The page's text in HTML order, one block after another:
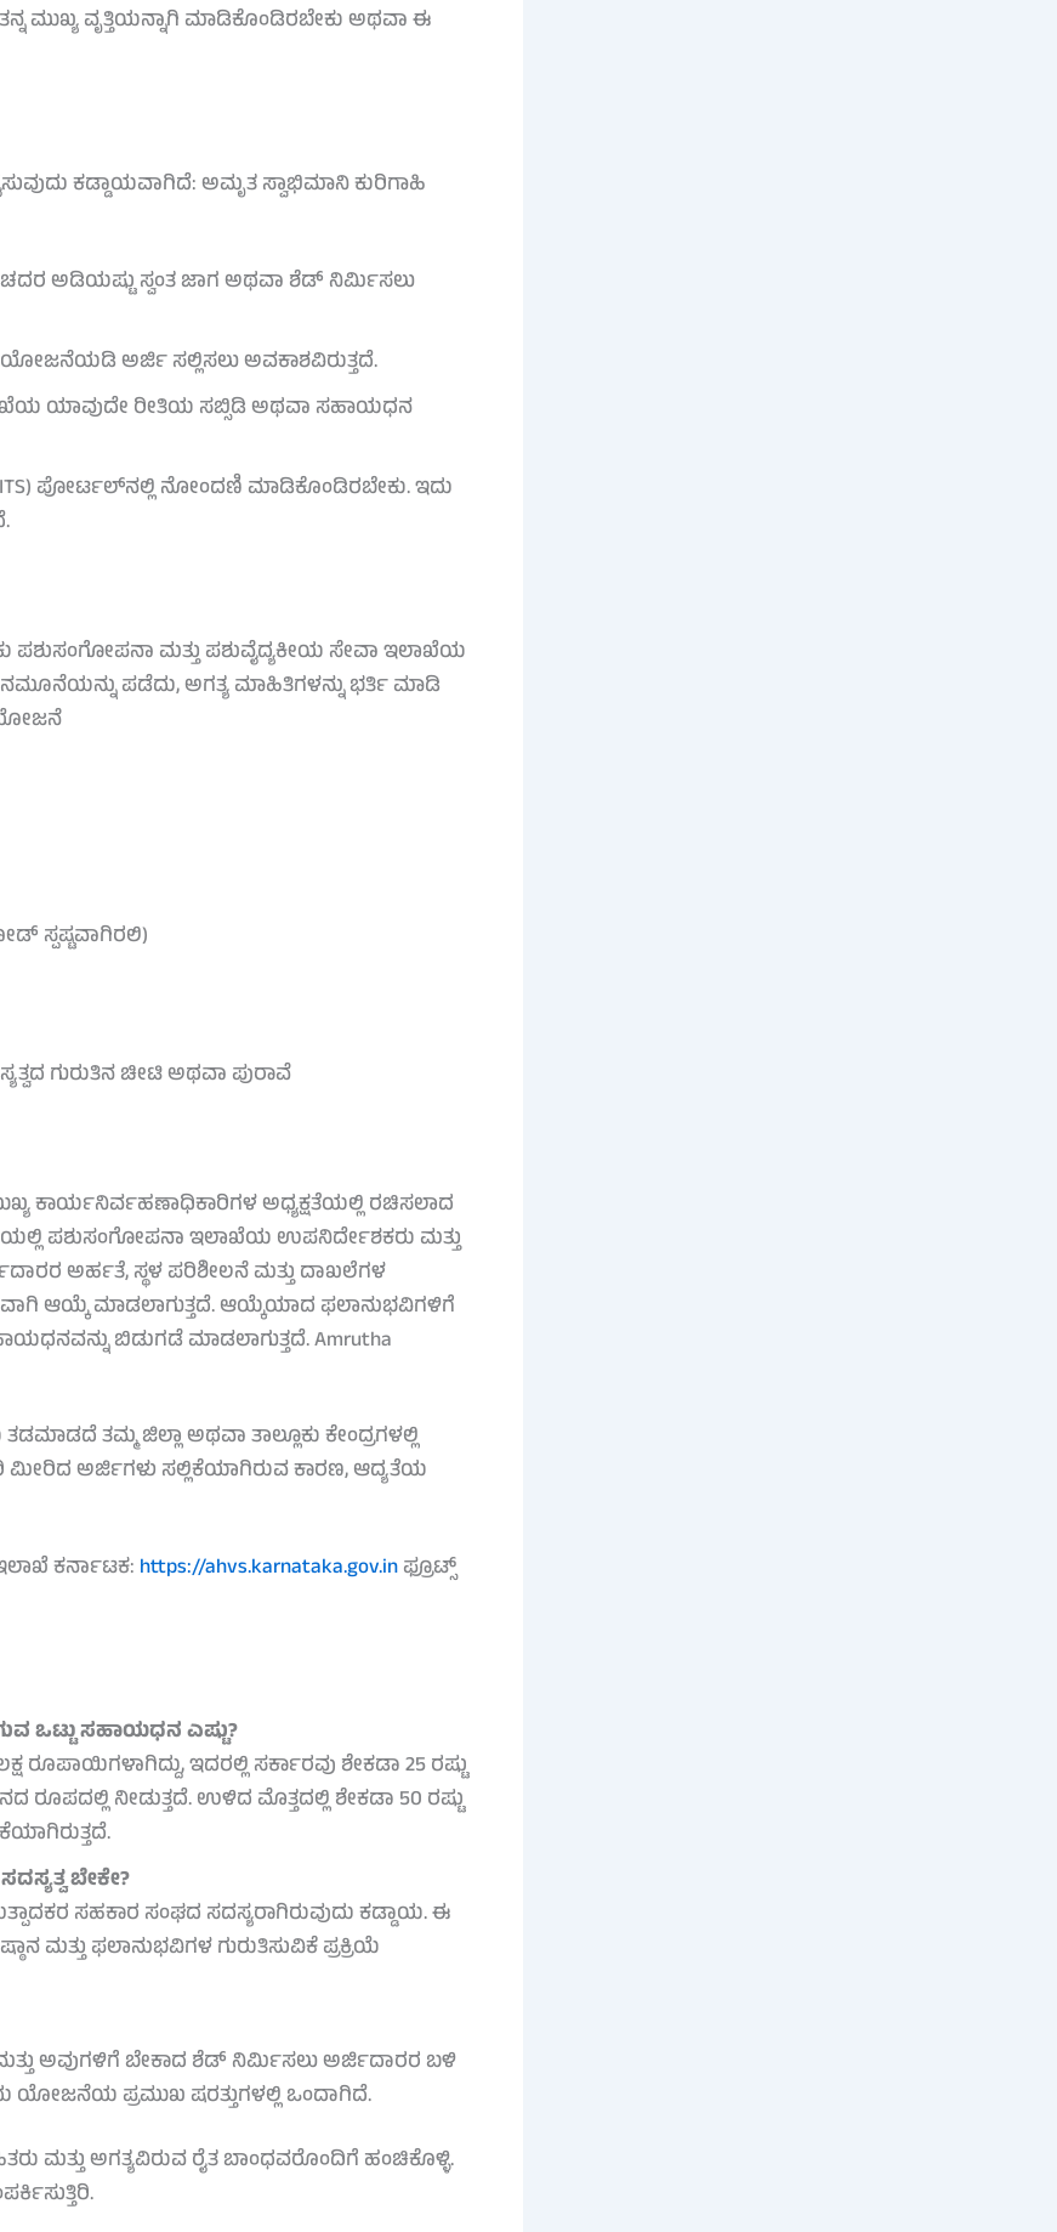
ಮುಖ್ಯ ವೃತ್ತಿಯನ್ನಾಗಿ ಮಾಡಿಕೊಂಡಿರಬೇಕು ಅಥವಾ ಈ
ಕಡ್ಡಾಯವಾಗಿದೆ: ಅಮೃತ ಸ್ವಾಭಿಮಾನಿ ಕುರಿಗಾಹಿ
ಚದರ ಅಡಿಯಷ್ಟು ಸ್ವಂತ ಜಾಗ ಅಥವಾ ಶೆಡ್ ನಿರ್ಮಿಸಲು
ಯೋಜನೆಯಡಿ ಅರ್ಜಿ ಸಲ್ಲಿಸಲು ಅವಕಾಶವಿರುತ್ತದೆ.
ಯಾವುದೇ ರೀತಿಯ ಸಬ್ಸಿಡಿ ಅಥವಾ ಸಹಾಯಧನ
ಪೋರ್ಟಲ್‌ನಲ್ಲಿ ನೋಂದಣಿ ಮಾಡಿಕೊಂಡಿರಬೇಕು. ಇದು
ಪಶುಸಂಗೋಪನಾ ಮತ್ತು ಪಶುವೈದ್ಯಕೀಯ ಸೇವಾ ಇಲಾಖೆಯ
ಪಡೆದು, ಅಗತ್ಯ ಮಾಹಿತಿಗಳನ್ನು ಭರ್ತಿ ಮಾಡಿ
ಯೋಜನೆ
ಸ್ಪಷ್ಟವಾಗಿರಲಿ)
ಗುರುತಿನ ಚೀಟಿ ಅಥವಾ ಪುರಾವೆ
ಕಾರ್ಯನಿರ್ವಹಣಾಧಿಕಾರಿಗಳ ಅಧ್ಯಕ್ಷತೆಯಲ್ಲಿ ರಚಿಸಲಾದ
ಪಶುಸಂಗೋಪನಾ ಇಲಾಖೆಯ ಉಪನಿರ್ದೇಶಕರು ಮತ್ತು
ಅರ್ಹತೆ, ಸ್ಥಳ ಪರಿಶೀಲನೆ ಮತ್ತು ದಾಖಲೆಗಳ
ಆಯ್ಕೆ ಮಾಡಲಾಗುತ್ತದೆ. ಆಯ್ಕೆಯಾದ ಫಲಾನುಭವಿಗಳಿಗೆ
ಬಿಡುಗಡೆ ಮಾಡಲಾಗುತ್ತದೆ. Amrutha
ತಡಮಾಡದೆ ತಮ್ಮ ಜಿಲ್ಲಾ ಅಥವಾ ತಾಲ್ಲೂಕು ಕೇಂದ್ರಗಳಲ್ಲಿ
ಮೀರಿದ ಅರ್ಜಿಗಳು ಸಲ್ಲಿಕೆಯಾಗಿರುವ ಕಾರಣ, ಆದ್ಯತೆಯ
ಕರ್ನಾಟಕ: https://ahvs.karnataka.gov.inಫ್ರೂಟ್ಸ್
ಒಟ್ಟು ಸಹಾಯಧನ ಎಷ್ಟು?
ಇದರಲ್ಲಿ ಸರ್ಕಾರವು ಶೇಕಡಾ 25 ರಷ್ಟು
ನೀಡುತ್ತದೆ. ಉಳಿದ ಮೊತ್ತದಲ್ಲಿ ಶೇಕಡಾ 50 ರಷ್ಟು
ಬೇಕೇ?
ಸಹಕಾರ ಸಂಘದ ಸದಸ್ಯರಾಗಿರುವುದು ಕಡ್ಡಾಯ. ಈ
ಫಲಾನುಭವಿಗಳ ಗುರುತಿಸುವಿಕೆ ಪ್ರಕ್ರಿಯೆ
ಮತ್ತು ಅವುಗಳಿಗೆ ಬೇಕಾದ ಶೆಡ್ ನಿರ್ಮಿಸಲು ಅರ್ಜಿದಾರರ ಬಳಿ
ಯೋಜನೆಯ ಪ್ರಮುಖ ಷರತ್ತುಗಳಲ್ಲಿ ಒಂದಾಗಿದೆ.
ಮತ್ತು ಅಗತ್ಯವಿರುವ ರೈತ ಬಾಂಧವರೊಂದಿಗೆ ಹಂಚಿಕೊಳ್ಳಿ.